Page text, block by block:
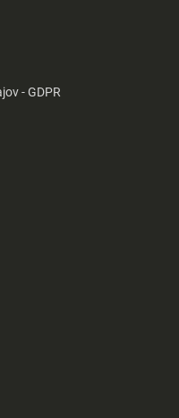
- GDPR